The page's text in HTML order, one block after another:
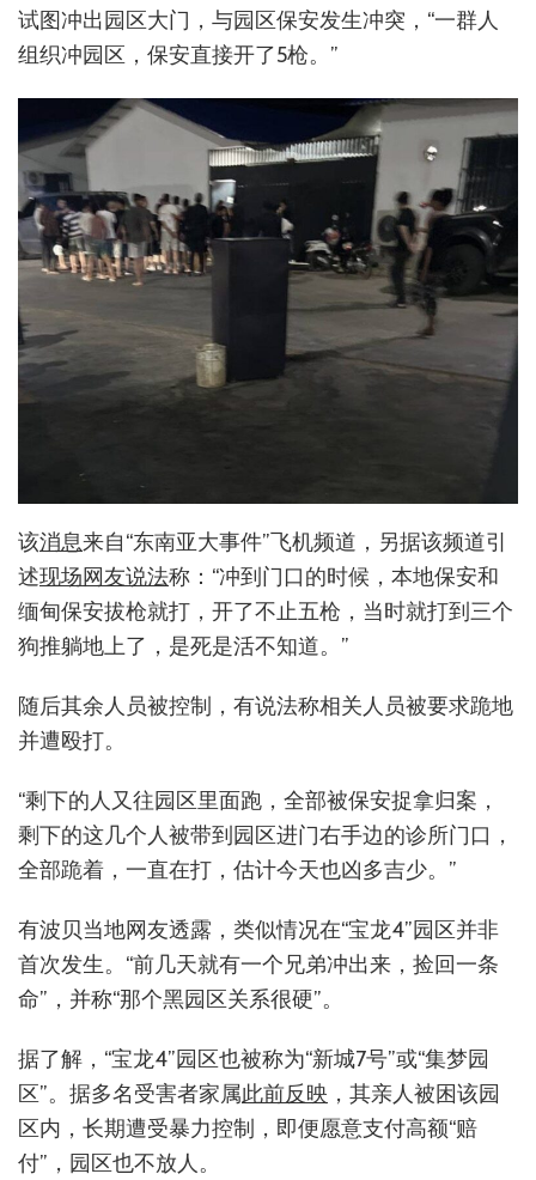
试图冲出园区大门，与园区保安发生冲突，“一群人
组织冲园区，保安直接开了5枪。”
该消息来自“东南亚大事件”飞机频道，另据该频道引
述现场网友说法称：“冲到门口的时候，本地保安和
缅甸保安拔枪就打，开了不止五枪，当时就打到三个
狗推躺地上了，是死是活不知道。”
随后其余人员被控制，有说法称相关人员被要求跪地
并遭殴打。
“剩下的人又往园区里面跑，全部被保安捉拿归案，
剩下的这几个人被带到园区进门右手边的诊所门口，
全部跪着，一直在打，估计今天也凶多吉少。”
有波贝当地网友透露，类似情况在“宝龙4”园区并非
首次发生。“前几天就有一个兄弟冲出来，捡回一条
命”，并称“那个黑园区关系很硬”。
据了解，“宝龙4”园区也被称为“新城7号”或“集梦园
区”。据多名受害者家属此前反映 ，其亲人被困该园
区内，长期遭受暴力控制，即便愿意支付高额“赔
付”，园区也不放人。